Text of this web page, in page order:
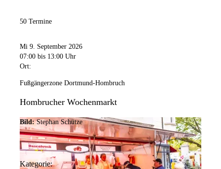
50 Termine
Mi 9. September 2026
07:00 bis 13:00 Uhr
Ort:
Fußgängerzone Dortmund-Hombruch
Hombrucher Wochenmarkt
Bild: Stephan Schütze
Kategorie: